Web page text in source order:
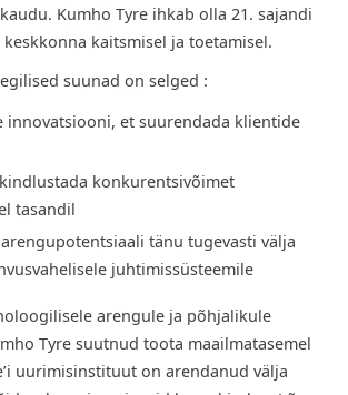
Kumho Tyre ihkab olla 21. sajandi
kaitsmisel ja toetamisel.
suunad on selged :
innovatsiooni, et suurendada klientide
konkurentsivõimet
tasandil
tänu tugevasti välja
juhtimissüsteemile
arengule ja põhjalikule
Tyre suutnud toota maailmatasemel
uurimisinstituut on arendanud välja